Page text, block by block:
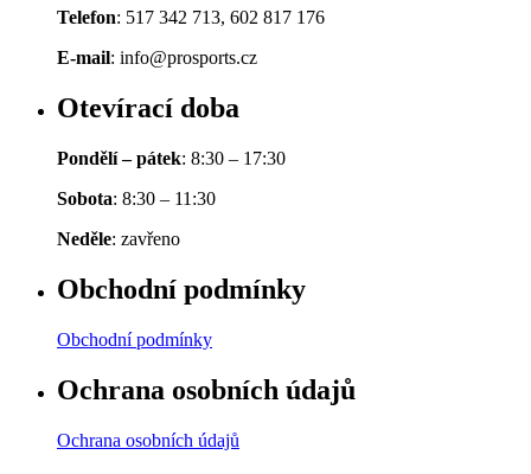
Telefon: 517 342 713, 602 817 176
E-mail: info@prosports.cz
Otevírací doba
Pondělí – pátek: 8:30 – 17:30
Sobota: 8:30 – 11:30
Neděle: zavřeno
Obchodní podmínky
Obchodní podmínky
Ochrana osobních údajů
Ochrana osobních údajů